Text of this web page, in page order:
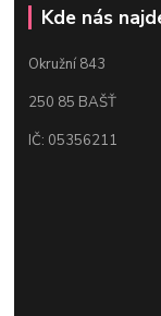
Kde nás
Okružní 843
250 85 BAŠŤ
IČ: 05356211